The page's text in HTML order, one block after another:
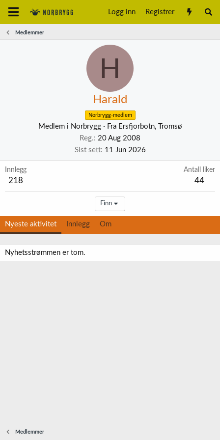
Logg inn Registrer
Medlemmer
H
Harald
Norbrygg-medlem
Medlem i Norbrygg · Fra Ersfjorbotn, Tromsø
Reg. 20 Aug 2008
Sist sett
11 Jun 2026
Innlegg
218
Antall liker
44
Finn
Nyeste aktivitet Innlegg Om
Nyhetsstrømmen er tom.
Medlemmer